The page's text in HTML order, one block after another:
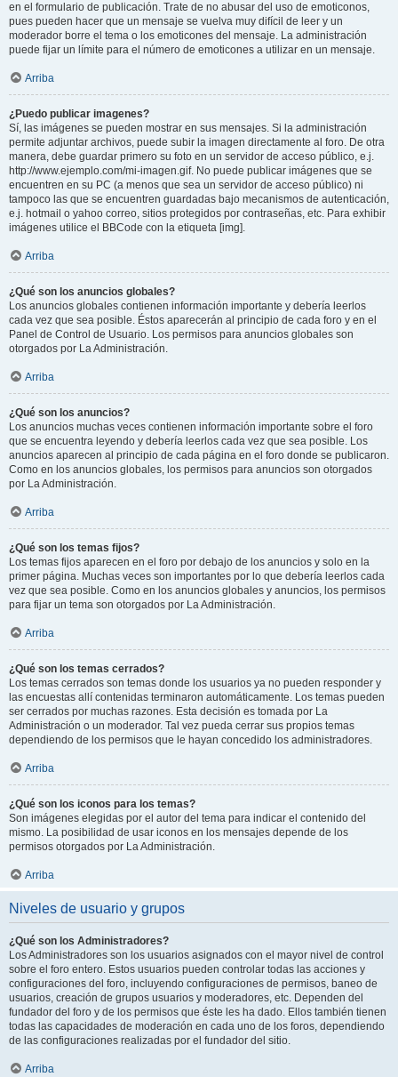
en el formulario de publicación. Trate de no abusar del uso de emoticonos,
pues pueden hacer que un mensaje se vuelva muy difícil de leer y un
moderador borre el tema o los emoticones del mensaje. La administración
puede fijar un límite para el número de emoticones a utilizar en un mensaje.
Arriba
¿Puedo publicar imagenes?
Sí, las imágenes se pueden mostrar en sus mensajes. Si la administración
permite adjuntar archivos, puede subir la imagen directamente al foro. De otra
manera, debe guardar primero su foto en un servidor de acceso público, e.j.
http://www.ejemplo.com/mi-imagen.gif. No puede publicar imágenes que se
encuentren en su PC (a menos que sea un servidor de acceso público) ni
tampoco las que se encuentren guardadas bajo mecanismos de autenticación,
e.j. hotmail o yahoo correo, sitios protegidos por contraseñas, etc. Para exhibir
imágenes utilice el BBCode con la etiqueta [img].
Arriba
¿Qué son los anuncios globales?
Los anuncios globales contienen información importante y debería leerlos
cada vez que sea posible. Éstos aparecerán al principio de cada foro y en el
Panel de Control de Usuario. Los permisos para anuncios globales son
otorgados por La Administración.
Arriba
¿Qué son los anuncios?
Los anuncios muchas veces contienen información importante sobre el foro
que se encuentra leyendo y debería leerlos cada vez que sea posible. Los
anuncios aparecen al principio de cada página en el foro donde se publicaron.
Como en los anuncios globales, los permisos para anuncios son otorgados
por La Administración.
Arriba
¿Qué son los temas fijos?
Los temas fijos aparecen en el foro por debajo de los anuncios y solo en la
primer página. Muchas veces son importantes por lo que debería leerlos cada
vez que sea posible. Como en los anuncios globales y anuncios, los permisos
para fijar un tema son otorgados por La Administración.
Arriba
¿Qué son los temas cerrados?
Los temas cerrados son temas donde los usuarios ya no pueden responder y
las encuestas allí contenidas terminaron automáticamente. Los temas pueden
ser cerrados por muchas razones. Esta decisión es tomada por La
Administración o un moderador. Tal vez pueda cerrar sus propios temas
dependiendo de los permisos que le hayan concedido los administradores.
Arriba
¿Qué son los iconos para los temas?
Son imágenes elegidas por el autor del tema para indicar el contenido del
mismo. La posibilidad de usar iconos en los mensajes depende de los
permisos otorgados por La Administración.
Arriba
Niveles de usuario y grupos
¿Qué son los Administradores?
Los Administradores son los usuarios asignados con el mayor nivel de control
sobre el foro entero. Estos usuarios pueden controlar todas las acciones y
configuraciones del foro, incluyendo configuraciones de permisos, baneo de
usuarios, creación de grupos usuarios y moderadores, etc. Dependen del
fundador del foro y de los permisos que éste les ha dado. Ellos también tienen
todas las capacidades de moderación en cada uno de los foros, dependiendo
de las configuraciones realizadas por el fundador del sitio.
Arriba